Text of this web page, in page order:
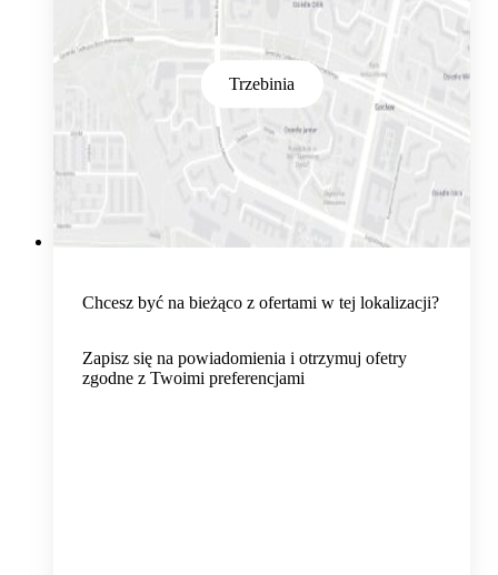
Trzebinia
Chcesz być na bieżąco z ofertami w tej lokalizacji?
Zapisz się na powiadomienia i otrzymuj ofetry
zgodne z Twoimi preferencjami